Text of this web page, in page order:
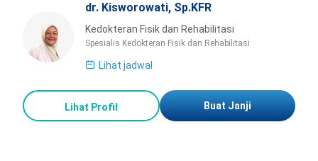
dr. Kisworowati, Sp.KFR
Kedokteran Fisik dan Rehabilitasi
Spesialis Kedokteran Fisik dan Rehabilitasi
Lihat jadwal
Lihat Profil Buat Janji